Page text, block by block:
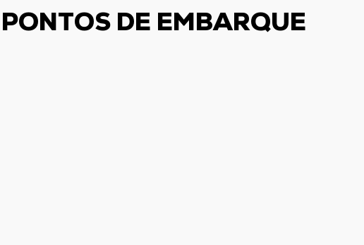
PONTOS DE EMBARQUE